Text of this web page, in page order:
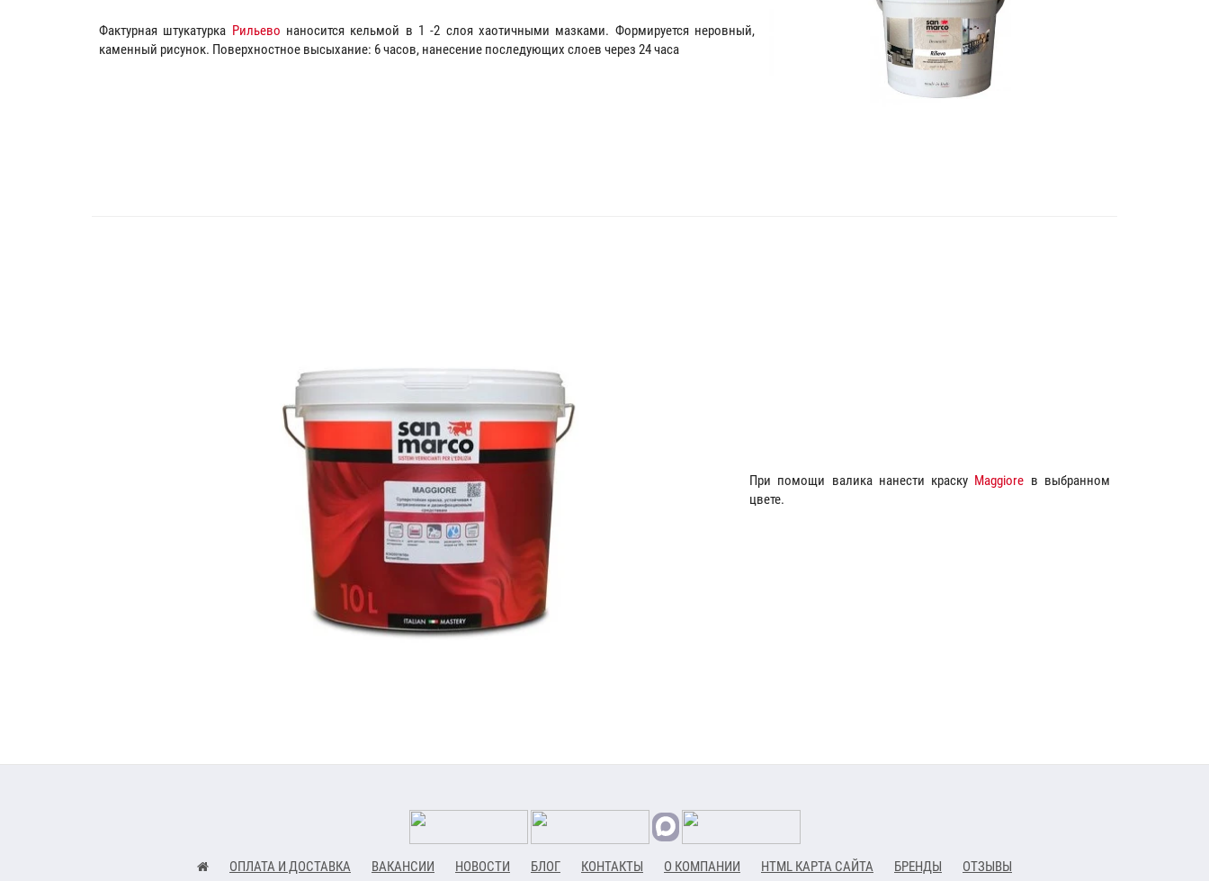
Фактурная штукатурка Рильево наносится кельмой в 1 -2 слоя хаотичными мазками. Формируется неровный,
каменный рисунок. Поверхностное высыхание: 6 часов, нанесение последующих слоев через 24 часа
При помощи валика нанести краску Maggiore в выбранном
цвете.
ОПЛАТА И ДОСТАВКА ВАКАНСИИ НОВОСТИ БЛОГ КОНТАКТЫ О КОМПАНИИ HTML КАРТА САЙТА БРЕНДЫ ОТЗЫВЫ